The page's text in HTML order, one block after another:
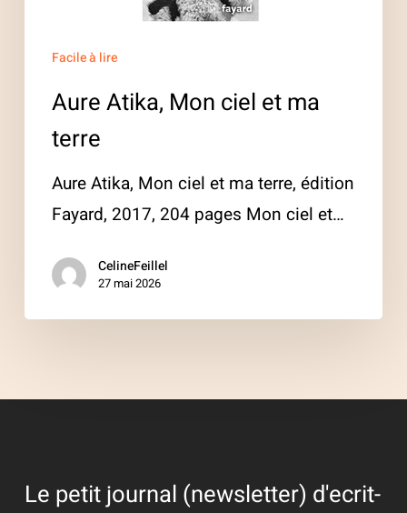
Facile à lire
Aure Atika, Mon ciel et ma
terre
Aure Atika, Mon ciel et ma terre, édition
Fayard, 2017, 204 pages Mon ciel et…
CelineFeillel
27 mai 2026
Le petit journal (newsletter) d'ecrit-